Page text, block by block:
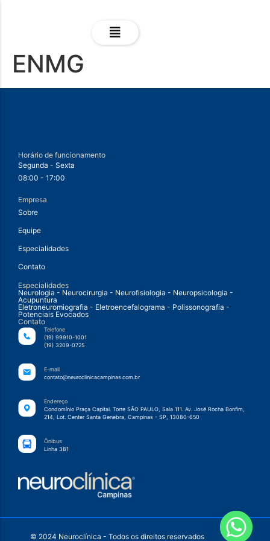
ENMG
Horário de funcionamento
Segunda - Sexta
08:00 - 17:00
Empresa
Sobre
Equipe
Especialidades
Contato
Especialidades
Neurologia - Neurocirurgia - Neurofisiologia - Neuropsicologia -
Acupuntura
Eletroneuromiografia - Eletroencefalograma - Polissonografia -
Potenciais Evocados
Contato
Telefone
(19) 99910-1001
(19) 3209-0725
E-mail
contato@neuroclinicacampinas.com.br
Endereço
Condomínio Praça Capital. Torre SÃO PAULO, Sala 111. Av. José Rocha Bonfim,
214, Lot. Center Santa Genebra, Campinas - SP, 13080-650
Ônibus
Linha 381
© 2024 Neuroclínica - Todos os direitos reservados